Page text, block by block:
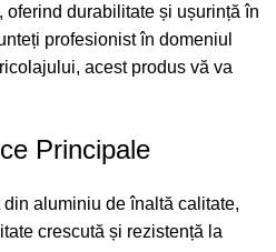
oferind durabilitate și ușurință în
profesionist în domeniul
acest produs vă va
Principale
din aluminiu de înaltă calitate,
crescută și rezistență la